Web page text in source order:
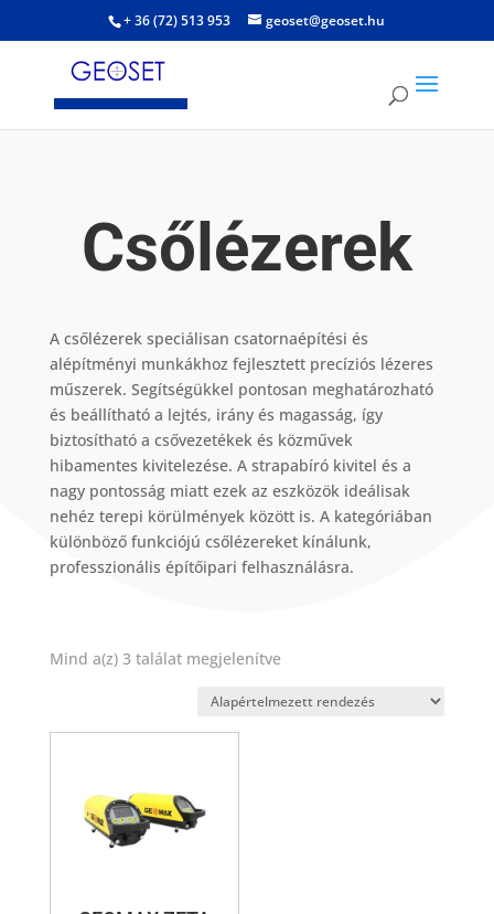
+ 36 (72) 513 953 geoset@geoset.hu
Csőlézerek
A csőlézerek speciálisan csatornaépítési és
alépítményi munkákhoz fejlesztett precíziós lézeres
műszerek. Segítségükkel pontosan meghatározható
és beállítható a lejtés, irány és magasság, így
biztosítható a csővezetékek és közművek
hibamentes kivitelezése. A strapabíró kivitel és a
nagy pontosság miatt ezek az eszközök ideálisak
nehéz terepi körülmények között is. A kategóriában
különböző funkciójú csőlézereket kínálunk,
professzionális építőipari felhasználásra.
Mind a(z) 3 találat megjelenítve